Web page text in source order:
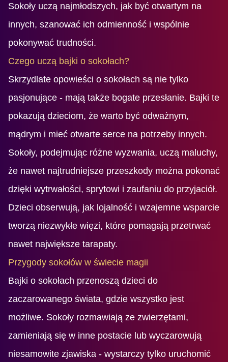
Sokoły uczą najmłodszych, jak być otwartym na
innych, szanować ich odmienność i wspólnie
pokonywać trudności.
Czego uczą bajki o sokołach?
Skrzydlate opowieści o sokołach są nie tylko
pasjonujące - mają także bogate przesłanie. Bajki te
pokazują dzieciom, że warto być odważnym,
mądrym i mieć otwarte serce na potrzeby innych.
Sokoły, podejmując różne wyzwania, uczą maluchy,
że nawet najtrudniejsze przeszkody można pokonać
dzięki wytrwałości, sprytowi i zaufaniu do przyjaciół.
Dzieci obserwują, jak lojalność i wzajemne wsparcie
tworzą niezwykłe więzi, które pomagają przetrwać
nawet największe tarapaty.
Przygody sokołów w świecie magii
Bajki o sokołach przenoszą dzieci do
zaczarowanego świata, gdzie wszystko jest
możliwe. Sokoły rozmawiają ze zwierzętami,
zamieniają się w inne postacie lub wyczarowują
niesamowite zjawiska - wystarczy tylko uruchomić